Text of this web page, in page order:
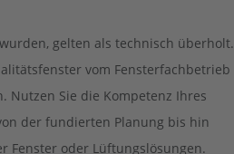
gelten als technisch überholt.
vom Fensterfachbetrieb
Nutzen Sie die Kompetenz Ihres
der fundierten Planung bis hin
Fenster oder Lüftungslösungen.